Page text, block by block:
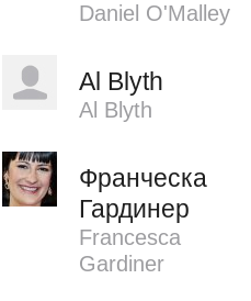
Daniel O'Malley
Al Blyth
Al Blyth
Франческа
Гардинер
Francesca
Gardiner